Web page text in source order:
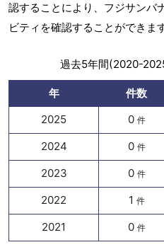
認することにより、フジサンバ
ビティを確認することができます
過去5年間(2020-
年 件数
2025
0 件
2024 0 件
2023 0 件
2022 1 件
2021 0 件